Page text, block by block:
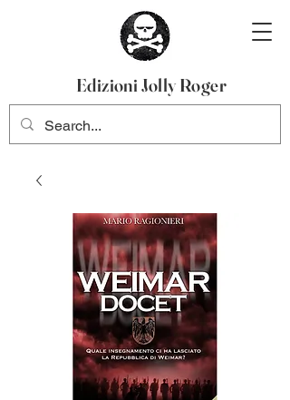
Edizioni Jolly Roger